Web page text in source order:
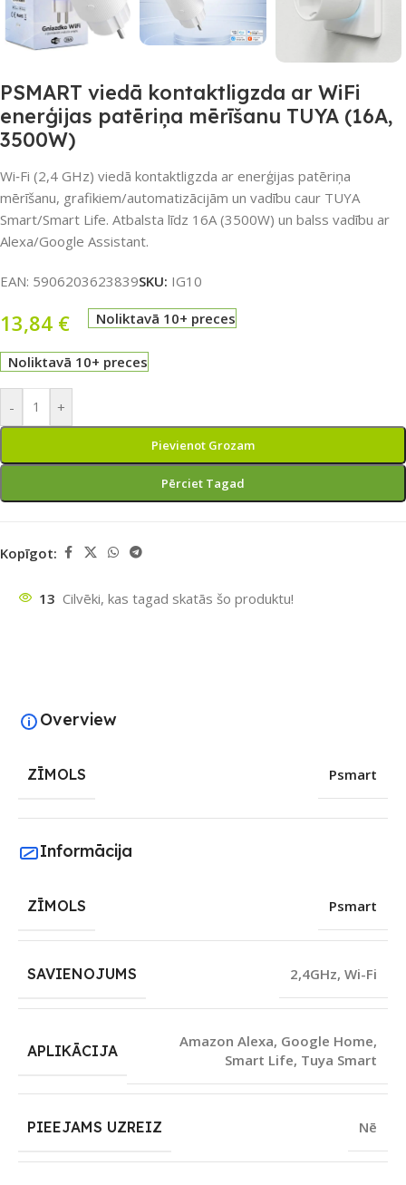
PSMART viedā kontaktligzda ar WiFi
enerģijas patēriņa mērīšanu TUYA (16A,
3500W)
Wi‑Fi (2,4 GHz) viedā kontaktligzda ar enerģijas patēriņa
mērīšanu, grafikiem/automatizācijām un vadību caur TUYA
Smart/Smart Life. Atbalsta līdz 16A (3500W) un balss vadību ar
Alexa/Google Assistant.
EAN: 5906203623839SKU: IG10
13,84 € Noliktavā 10+ preces
Noliktavā 10+ preces
- +
Pievienot Grozam
Pērciet Tagad
Kopīgot:
13 Cilvēki, kas tagad skatās šo produktu!
Overview
ZĪMOLS Psmart
Informācija
ZĪMOLS Psmart
SAVIENOJUMS 2,4GHz, Wi-Fi
APLIKĀCIJA
Amazon Alexa, Google Home,
Smart Life, Tuya Smart
PIEEJAMS UZREIZ Nē